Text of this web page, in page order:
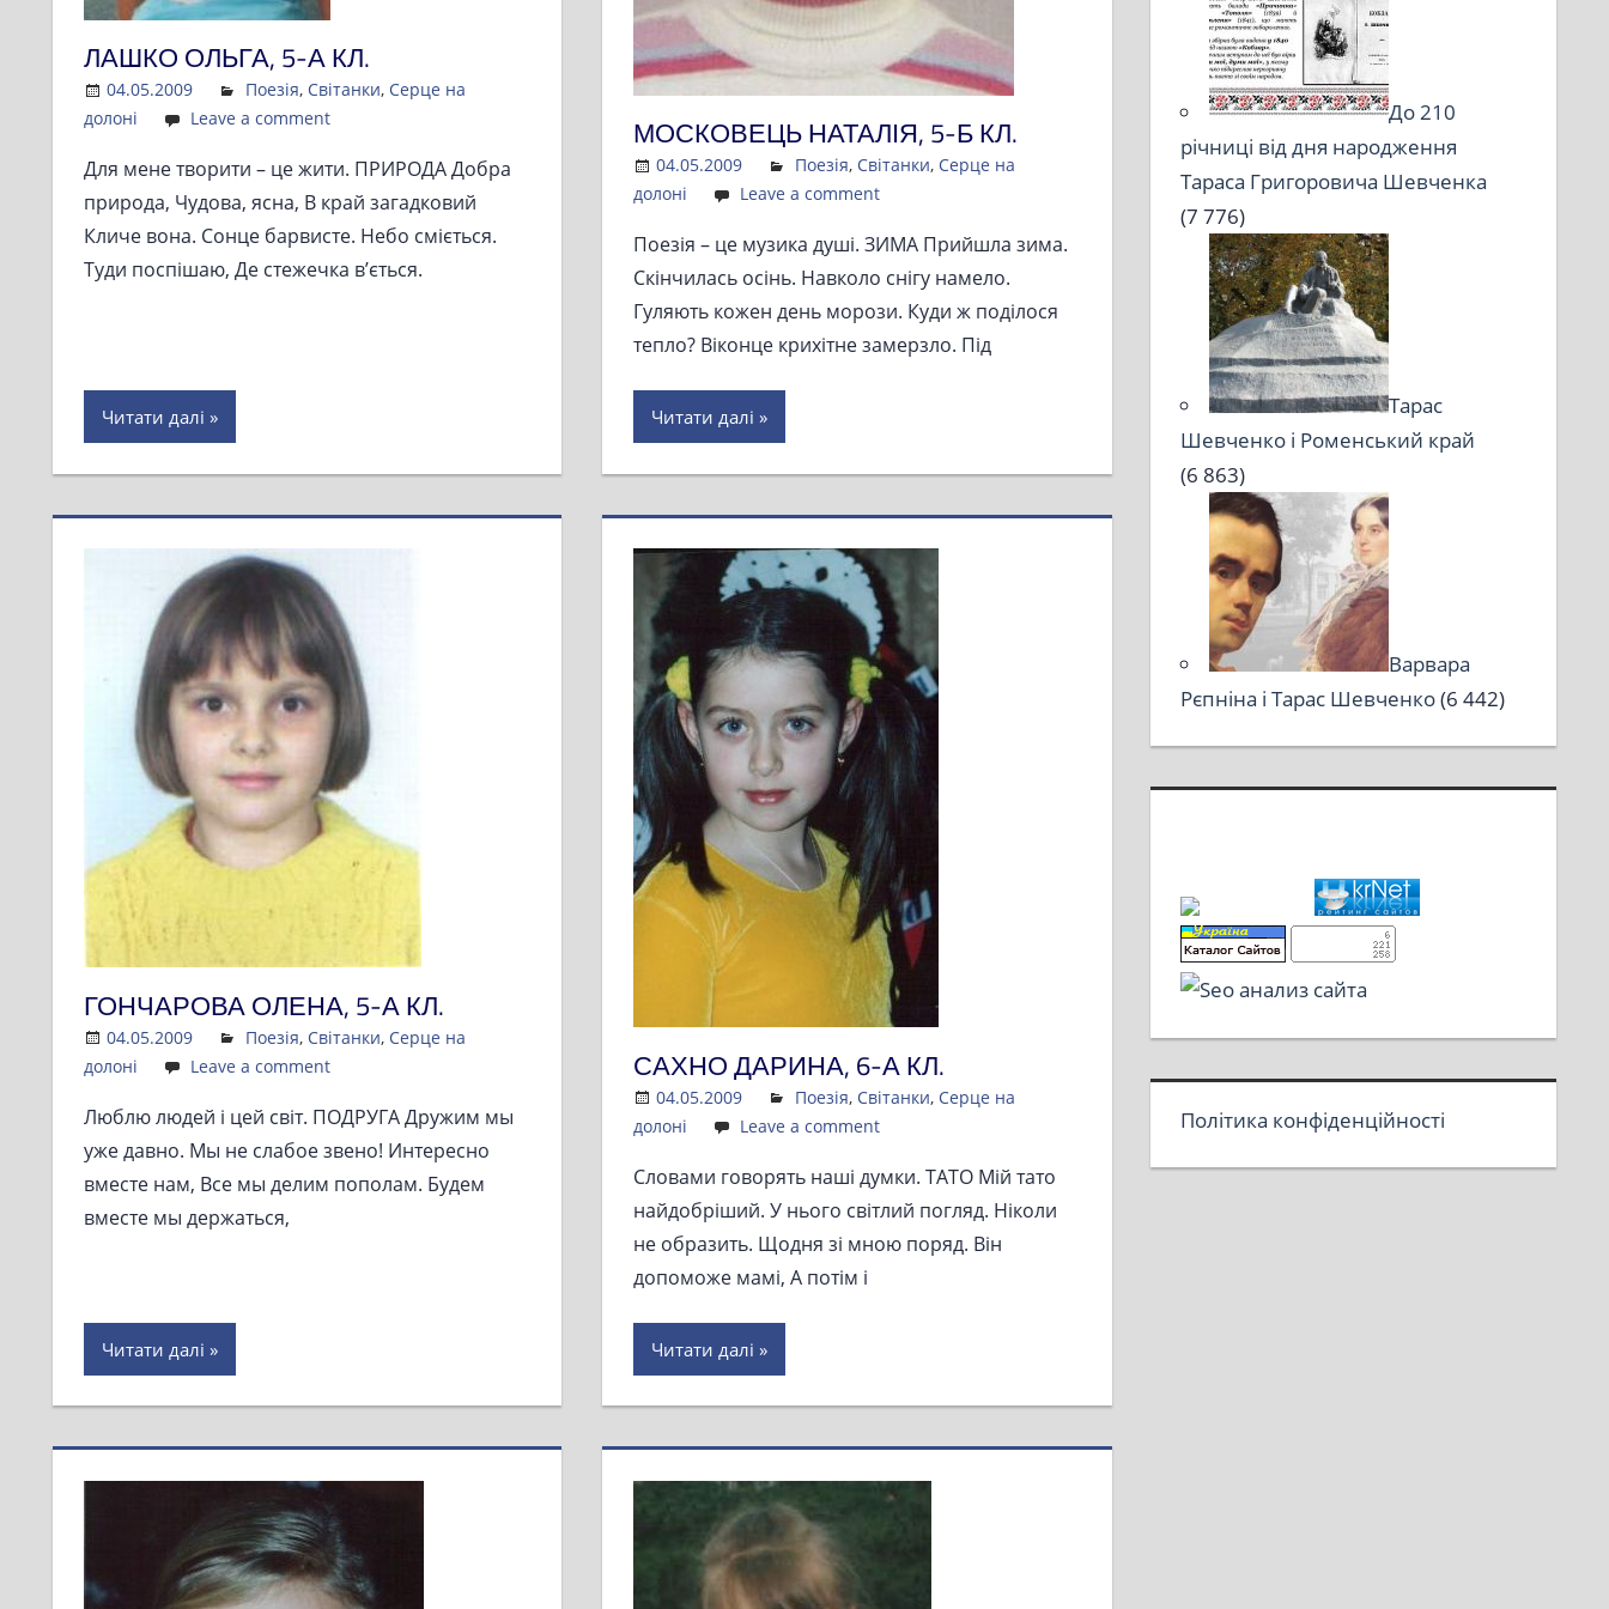
ЛАШКО ОЛЬГА, 5-А КЛ.
04.05.2009 Admin
Поезія, Світанки, Серце на
долоні
Leave a comment
Для мене творити – це жити. ПРИРОДА Добра
природа, Чудова, ясна, В край загадковий
Кличе вона. Сонце барвисте. Небо сміється.
Туди поспішаю, Де стежечка в’ється.
Читати далі
МОСКОВЕЦЬ НАТАЛІЯ, 5-Б КЛ.
04.05.2009 Admin
Поезія, Світанки, Серце на
долоні
Leave a comment
Поезія – це музика душі. ЗИМА Прийшла зима.
Скінчилась осінь. Навколо снігу намело.
Гуляють кожен день морози. Куди ж поділося
тепло? Віконце крихітне замерзло. Під
Читати далі
ГОНЧАРОВА ОЛЕНА, 5-А КЛ.
04.05.2009 Admin
Поезія, Світанки, Серце на
долоні
Leave a comment
Люблю людей і цей світ. ПОДРУГА Дружим мы
уже давно. Мы не слабое звено! Интересно
вместе нам, Все мы делим пополам. Будем
вместе мы держаться,
Читати далі
САХНО ДАРИНА, 6-А КЛ.
04.05.2009 Admin
Поезія, Світанки, Серце на
долоні
Leave a comment
Словами говорять наші думки. ТАТО Мій тато
найдобріший. У нього світлий погляд. Ніколи
не образить. Щодня зі мною поряд. Він
допоможе мамі, А потім і
Читати далі
До 210
річниці від дня народження
Тараса Григоровича Шевченка
(7 776)
Тарас
Шевченко і Роменський край
(6 863)
Варвара
Рєпніна і Тарас Шевченко(6 442)
Політика конфіденційності